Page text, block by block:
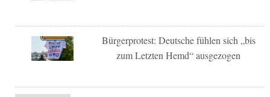
Bürgerprotest: Deutsche fühlen sich „bis
zum Letzten Hemd“ ausgezogen